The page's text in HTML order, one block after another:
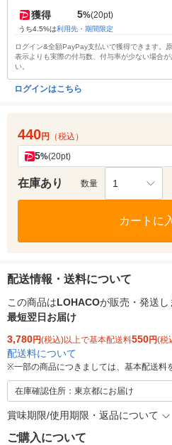
獲得 5%(20pt)
うち4.5%は利用先・期間限定
ログイン&全額PayPay支払いで獲得できます。
表示よりも実際の付与数、付与率が少ない場合
い。
ログインはこちら
440円 （税込）
5%(20pt)
在庫あり 数量 1
カートに
配送情報・送料について
この商品はLOHACOが販売・発送し
最短翌日お届け
3,780円(税込)以上で基本配送料550円(税
配送料について
※一部の商品につきましては、基本配送料
在庫確認住所：東京都にお届け
賞味期限/使用期限・返品について
ご購入について